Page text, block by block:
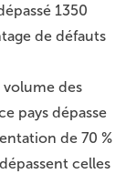
1350
de défauts
des
pays dépasse
de 70 %
celles